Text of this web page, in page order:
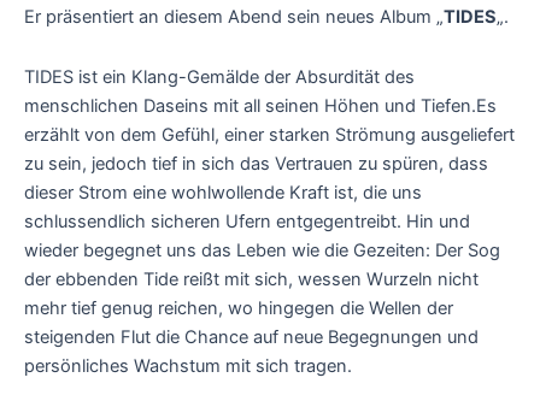
Er präsentiert an diesem Abend sein neues Album „TIDES„.
TIDES ist ein Klang-Gemälde der Absurdität des
menschlichen Daseins mit all seinen Höhen und Tiefen.Es
erzählt von dem Gefühl, einer starken Strömung ausgeliefert
zu sein, jedoch tief in sich das Vertrauen zu spüren, dass
dieser Strom eine wohlwollende Kraft ist, die uns
schlussendlich sicheren Ufern entgegentreibt. Hin und
wieder begegnet uns das Leben wie die Gezeiten: Der Sog
der ebbenden Tide reißt mit sich, wessen Wurzeln nicht
mehr tief genug reichen, wo hingegen die Wellen der
steigenden Flut die Chance auf neue Begegnungen und
persönliches Wachstum mit sich tragen.